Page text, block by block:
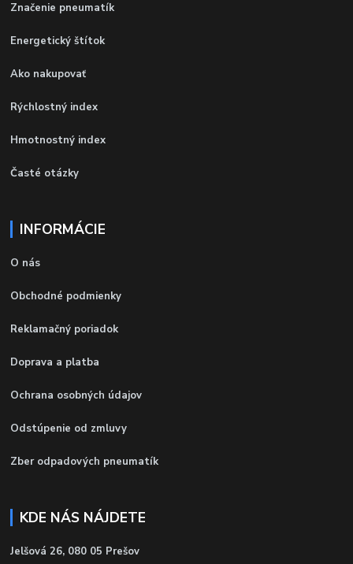
Značenie pneumatík
Energetický štítok
Ako nakupovať
Rýchlostný index
Hmotnostný index
Časté otázky
INFORMÁCIE
O nás
Obchodné podmienky
Reklamačný poriadok
Doprava a platba
Ochrana osobných údajov
Odstúpenie od zmluvy
Zber odpadových pneumatík
KDE NÁS NÁJDETE
Jelšová 26, 080 05 Prešov